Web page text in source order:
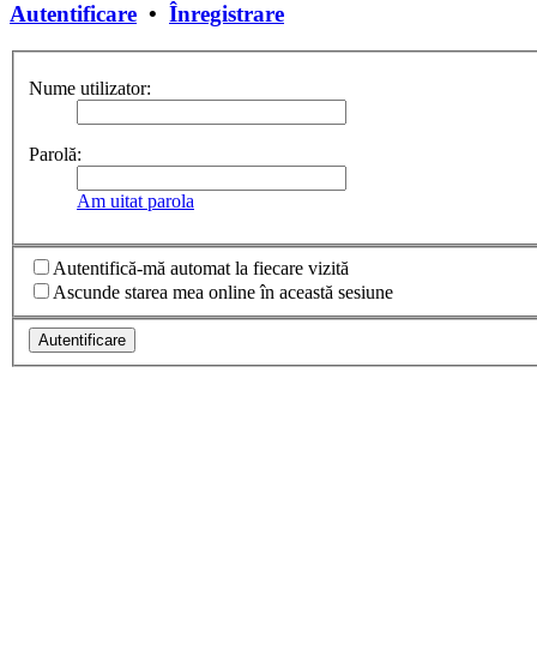
Autentificare • Înregistrare
Nume utilizator:
Parolă:
Am uitat parola
Autentifică-mă automat la fiecare vizită
Ascunde starea mea online în această sesiune